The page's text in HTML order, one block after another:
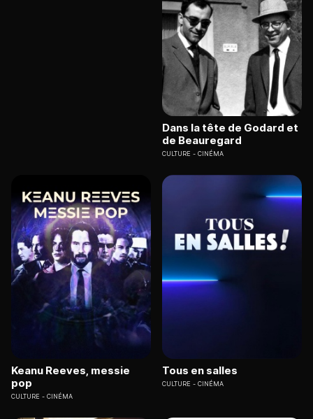
Dans la tête de Godard et
de Beauregard
CULTURE CINÉMA
Keanu Reeves, messie
pop
CULTURE CINÉMA
Tous en salles
CULTURE CINÉMA